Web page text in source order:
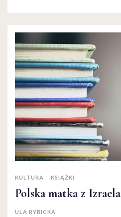
KULTURA KSIĄŻKI
Polska matka z Izraela
ULA RYBICKA